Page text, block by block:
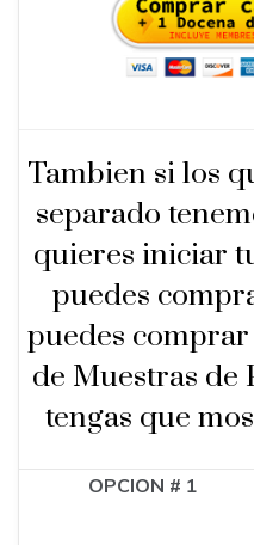
Tambien si los
separado
quieres iniciar
puedes
puedes
de Muestras de
tengas que
OPCION # 1